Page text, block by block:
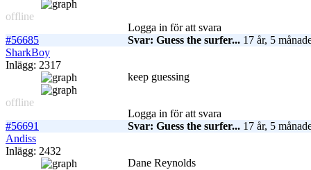
offline
Logga in för att svara
#56685
Svar: Guess the surfer... 17 år, 5
SharkBoy
Inlägg: 2317
offline
keep guessing
Logga in för att svara
#56691
Svar: Guess the surfer... 17 år, 5
Andiss
Inlägg: 2432
Dane Reynolds